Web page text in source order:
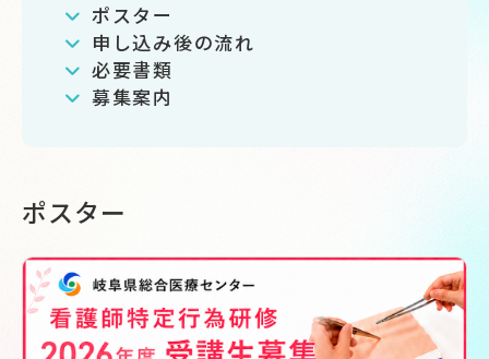
ポスター
申し込み後の流れ
必要書類
募集案内
ポスター